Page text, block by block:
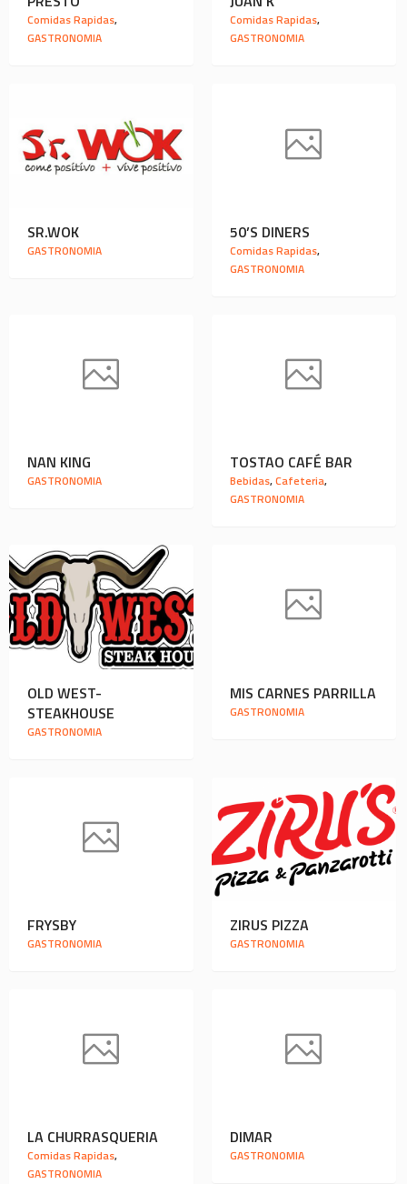
Comidas Rapidas,
GASTRONOMIA
Comidas Rapidas,
GASTRONOMIA
SR.WOK
GASTRONOMIA
50’S DINERS
Comidas Rapidas,
GASTRONOMIA
NAN KING
GASTRONOMIA
TOSTAO CAFÉ BAR
Bebidas,Cafeteria,
GASTRONOMIA
OLD WEST-
STEAKHOUSE
GASTRONOMIA
MIS CARNES PARRILLA
GASTRONOMIA
FRYSBY
GASTRONOMIA
ZIRUS PIZZA
GASTRONOMIA
LA CHURRASQUERIA
Comidas Rapidas,
GASTRONOMIA
DIMAR
GASTRONOMIA